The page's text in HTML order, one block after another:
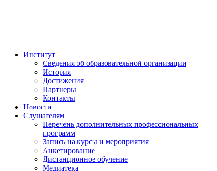
Институт
Сведения об образовательной организации
История
Достижения
Партнеры
Контакты
Новости
Слушателям
Перечень дополнительных профессиональных
программ
Запись на курсы и мероприятия
Анкетирование
Дистанционное обучение
Медиатека